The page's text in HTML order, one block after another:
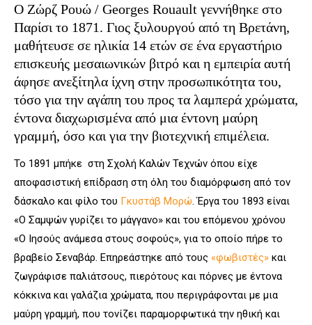
Ο Ζώρζ Ρουώ / Georges Rouault γεννήθηκε στο
Παρίσι το 1871. Γιος ξυλουργού από τη Βρετάνη,
μαθήτευσε σε ηλικία 14 ετών σε ένα εργαστήριο
επισκευής μεσαιωνικών βιτρό και η εμπειρία αυτή
άφησε ανεξίτηλα ίχνη στην προσωπικότητα του,
τόσο για την αγάπη του προς τα λαμπερά χρώματα,
έντονα διαχωρισμένα από μια έντονη μαύρη
γραμμή, όσο και για την βιοτεχνική επιμέλεια.
Το 1891 μπήκε στη Σχολή Καλών Τεχνών όπου είχε
αποφασιστική επίδραση στη όλη του διαμόρφωση από τον
δάσκαλο και φίλο του Γκυστάβ Μορώ . Έργα του 1893 είναι
«Ο Σαμψών γυρίζει το μάγγανο» και του επόμενου χρόνου
«Ο Ιησούς ανάμεσα στους σοφούς», για το οποίο πήρε το
βραβείο Σεναβάρ. Επηρεάστηκε από τους «φωβιστές» και
ζωγράφισε παλιάτσους, πιερότους και πόρνες με έντονα
κόκκινα και γαλάζια χρώματα, που περιγράφονται με μια
μαύρη γραμμή, που τονίζει παραμορφωτικά την ηθική και